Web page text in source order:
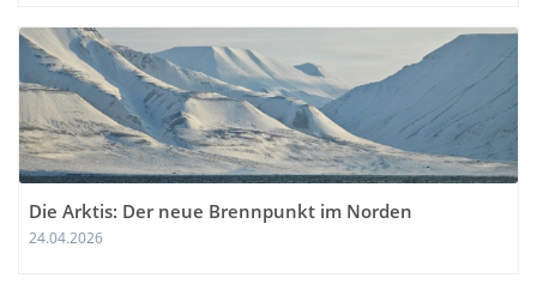
Die Arktis: Der neue Brennpunkt im Norden
24.04.2026